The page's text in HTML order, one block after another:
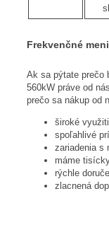
Frekvenčné
Ak sa pýtate prečo
560kW práve od
prečo sa nákup od
široké
spoľahlivé
zariadenia s
máme
rýchle
zlacnená